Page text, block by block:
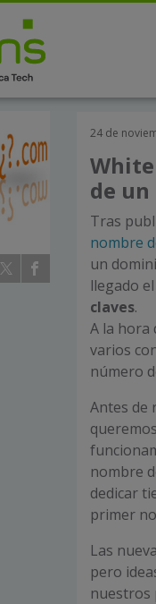
24 de
de
Tras
nombre
un
llegado
claves.
A la hora
varios
número
Antes de
nombre
dedicar
primer
Las
pero
nuestros